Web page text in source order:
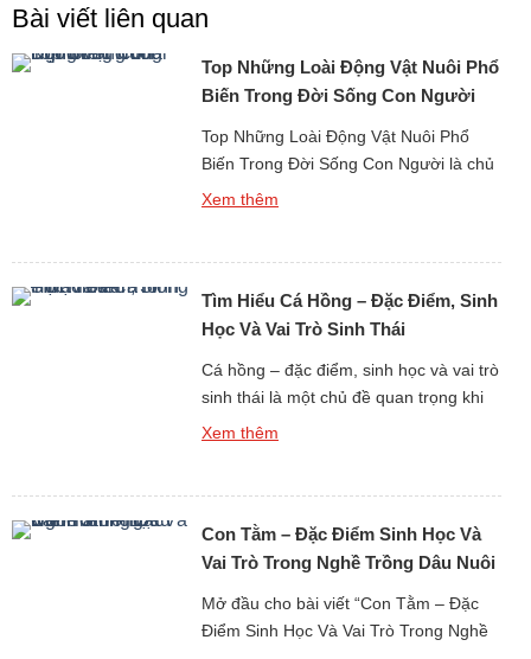
Bài viết liên quan
Top Những Loài Động Vật Nuôi Phổ
Biến Trong Đời Sống Con Người
Top Những Loài Động Vật Nuôi Phổ
Biến Trong Đời Sống Con Người là chủ
đề phản ánh rõ nét mối quan hệ lâu dài
các loài động vật […]
Xem thêm
Tìm Hiểu Cá Hồng – Đặc Điểm, Sinh
Học Và Vai Trò Sinh Thái
Cá hồng – đặc điểm, sinh học và vai trò
sinh thái là một chủ đề quan trọng khi
nghiên cứu các loài động vật thủy sinh
người mà […]
Xem thêm
Con Tằm – Đặc Điểm Sinh Học Và
Vai Trò Trong Nghề Trồng Dâu Nuôi
Mở đầu cho bài viết “Con Tằm – Đặc
Điểm Sinh Học Và Vai Trò Trong Nghề